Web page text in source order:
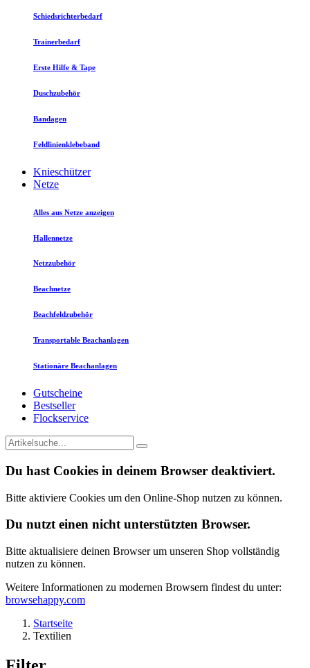
Schiedsrichterbedarf
Trainerbedarf
Erste Hilfe & Tape
Duschzubehör
Bandagen
Feldlinienklebeband
Knieschützer
Netze
Alles aus Netze anzeigen
Hallennetze
Netzzubehör
Beachnetze
Beachfeldzubehör
Transportable Beachanlagen
Stationäre Beachanlagen
Gutscheine
Bestseller
Flockservice
Du hast Cookies in deinem Browser deaktiviert.
Bitte aktiviere Cookies um den Online-Shop nutzen zu können.
Du nutzt einen nicht unterstützten Browser.
Bitte aktualisiere deinen Browser um unseren Shop vollständig
nutzen zu können.
Weitere Informationen zu modernen Browsern findest du unter:
browsehappy.com
Startseite
Textilien